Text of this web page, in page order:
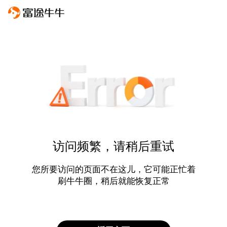
访问频繁，请稍后重试
您所要访问的页面不在这儿，它可能正忙着
刷牛牛圈，稍后就能恢复正常